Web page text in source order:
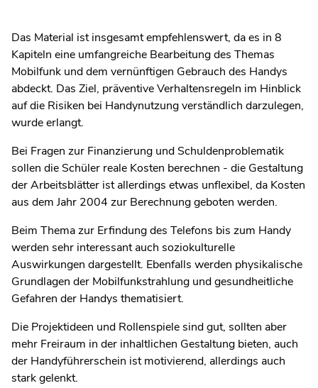
Das Material ist insgesamt empfehlenswert, da es in 8
Kapiteln eine umfangreiche Bearbeitung des Themas
Mobilfunk und dem vernünftigen Gebrauch des Handys
abdeckt. Das Ziel, präventive Verhaltensregeln im Hinblick
auf die Risiken bei Handynutzung verständlich darzulegen,
wurde erlangt.
Bei Fragen zur Finanzierung und Schuldenproblematik
sollen die Schüler reale Kosten berechnen - die Gestaltung
der Arbeitsblätter ist allerdings etwas unflexibel, da Kosten
aus dem Jahr 2004 zur Berechnung geboten werden.
Beim Thema zur Erfindung des Telefons bis zum Handy
werden sehr interessant auch soziokulturelle
Auswirkungen dargestellt. Ebenfalls werden physikalische
Grundlagen der Mobilfunkstrahlung und gesundheitliche
Gefahren der Handys thematisiert.
Die Projektideen und Rollenspiele sind gut, sollten aber
mehr Freiraum in der inhaltlichen Gestaltung bieten, auch
der Handyführerschein ist motivierend, allerdings auch
stark gelenkt.